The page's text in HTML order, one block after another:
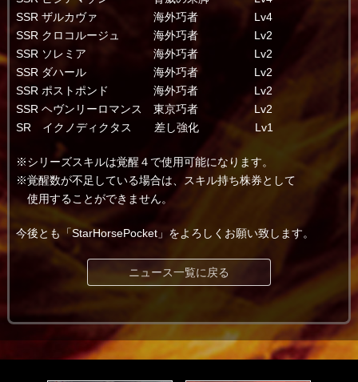
SSR ザルカヴァ 海外巧者 Lv4
SSR クロコルージュ 海外巧者 Lv2
SSR ソレミア 海外巧者 Lv2
SSR ダハール 海外巧者 Lv2
SSR ポストポンド 海外巧者 Lv2
SSR ヘヴンリーロマンス 東京巧者 Lv2
SR イクノディクタス 差し強化 Lv1
※シリーズスキルは覚醒４で使用可能になります。
※覚醒数が不足している場合は、スキル持ち株券として
使用することができません。
今後とも「StarHorsePocket」をよろしくお願い致します。
ニュース一覧に戻る